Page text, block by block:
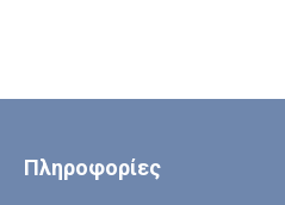
Πληροφορίες